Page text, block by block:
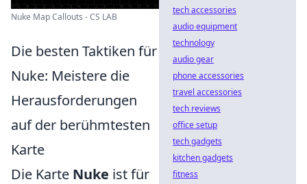
Nuke Map Callouts - CS LAB
Die besten Taktiken für
Nuke: Meistere die
Herausforderungen
auf der berühmtesten
Karte
Die Karte Nuke ist für
tech accessories
audio equipment
technology
audio gear
phone accessories
travel accessories
tech reviews
office setup
tech gadgets
kitchen gadgets
fitness